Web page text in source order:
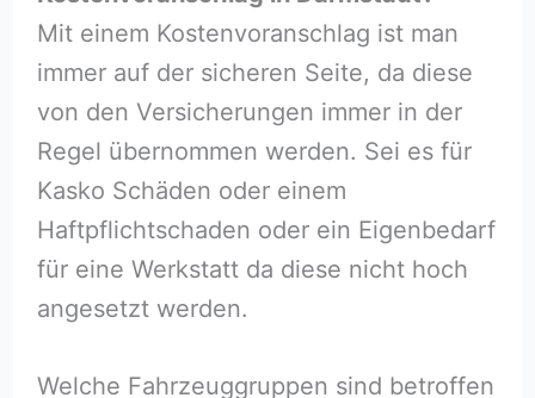
Mit einem Kostenvoranschlag ist man
immer auf der sicheren Seite, da diese
von den Versicherungen immer in der
Regel übernommen werden. Sei es für
Kasko Schäden oder einem
Haftpflichtschaden oder ein Eigenbedarf
für eine Werkstatt da diese nicht hoch
angesetzt werden.
Welche Fahrzeuggruppen sind betroffen